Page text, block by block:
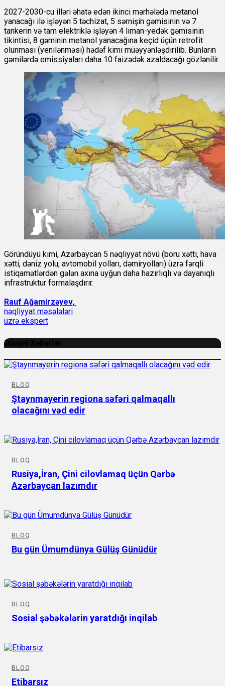
2027-2030-cu illəri əhatə edən ikinci mərhələdə metanol
yanacağı ilə işləyən 5 təchizat, 5 sərnişin gəmisinin və 7
tankerin və tam elektriklə işləyən 4 liman-yedək gəmisinin
tikintisi, 8 gəminin metanol yanacağına keçid üçün retrofit
olunması (yenilənməsi) hədəf kimi müəyyənləşdirilib. Bunların
gəmilərdə emissiyaları daha 10 faizədək azaldacağı gözlənilir.
Göründüyü kimi, Azərbaycan 5 nəqliyyat növü (boru xətti, hava
xətti, dəniz yolu, avtomobil yolları, dəmiryolları) üzrə fərqli
istiqamətlərdən gələn axına uyğun daha hazırlıqlı və dayanıqlı
infrastruktur formalaşdırır.
Rauf Ağamirzəyev,
nəqliyyat məsələləri
üzrə ekspert
Əlaqəli Xəbərlər
BLOQ
Ştaynmayerin regiona səfəri qalmaqallı
olacağını vəd edir
BLOQ
Rusiya,İran, Çini cilovlamaq üçün Qərbə
Azərbaycan lazımdır
BLOQ
Bu gün Ümumdünya Gülüş Günüdür
BLOQ
Sosial şəbəkələrin yaratdığı inqilab
BLOQ
Etibarsız